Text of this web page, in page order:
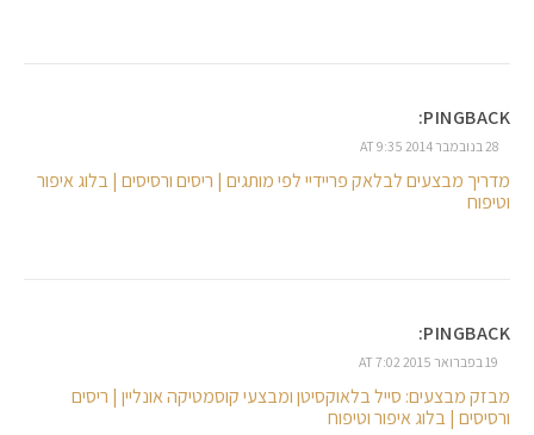
PINGBACK:
28 בנובמבר 2014 AT 9:35
מדריך מבצעים לבלאק פריידיי לפי מותגים | ריסים ורסיסים | בלוג איפור
וטיפוח
PINGBACK:
19 בפברואר 2015 AT 7:02
מבזק מבצעים: סייל בלאוקסיטן ומבצעי קוסמטיקה אונליין | ריסים
ורסיסים | בלוג איפור וטיפוח